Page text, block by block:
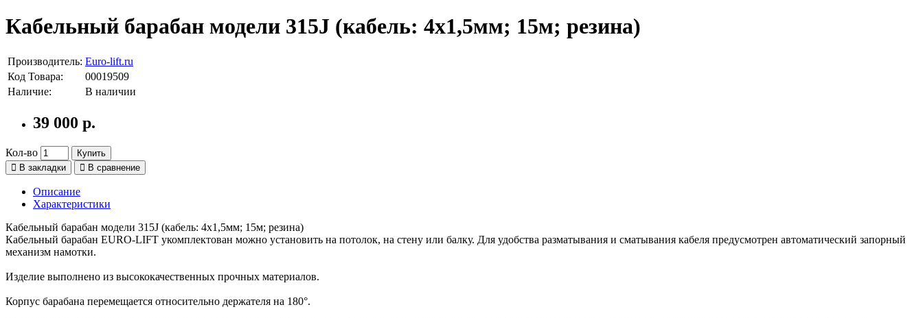
Кабельный барабан модели 315J (кабель: 4х1,5мм; 15м; резина)
Производитель: Euro-lift.ru
Код Товара:
00019509
Наличие:
В наличии
39 000 р.
Кол-во
Купить
В закладки
В сравнение
Описание
Характеристики
Кабельный барабан модели 315J (кабель: 4х1,5мм; 15м; резина)
Кабельный барабан EURO-LIFT укомплектован можно установить на потолок, на стену или балку. Для удобства разматывания и сматывания кабеля предусмотрен автоматический запорный
механизм намотки.
Изделие выполнено из высококачественных прочных материалов.
Корпус барабана перемещается относительно держателя на 180°.